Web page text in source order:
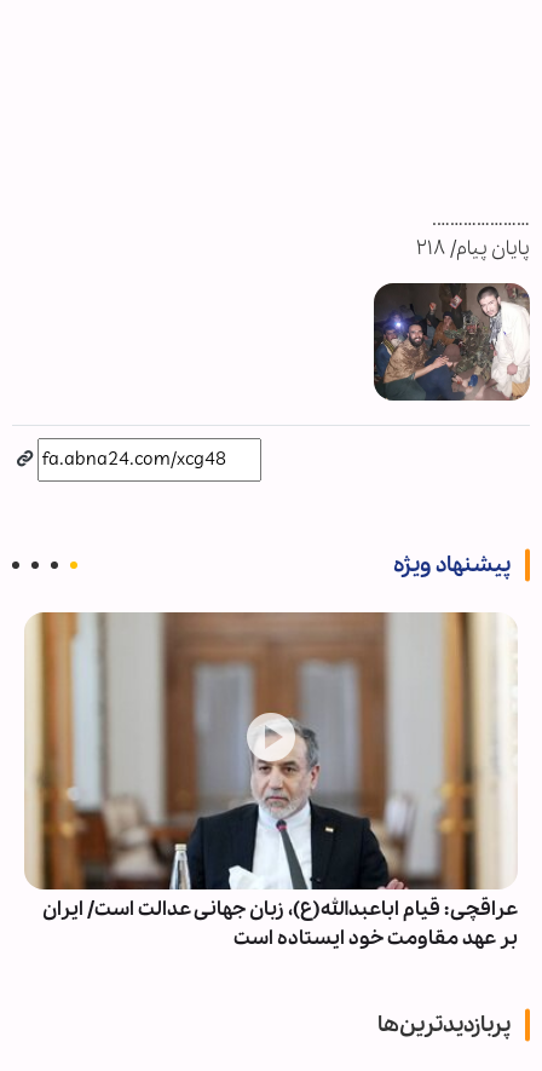
………………….
پایان پیام/ ۲۱۸
پیشنهاد ویژه
عراقچی: قیام اباعبدالله(ع)، زبان جهانی عدالت است/ ایران
بر عهد مقاومت خود ایستاده است
پربازدیدترین‌ها